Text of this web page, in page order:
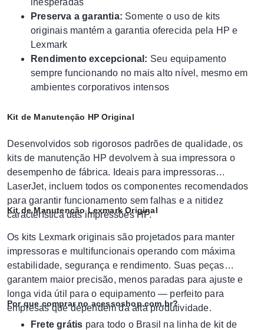
inesperadas
Preserva a garantia: Somente o uso de kits
originais mantém a garantia oferecida pela HP e
Lexmark
Rendimento excepcional: Seu equipamento
sempre funcionando no mais alto nível, mesmo em
ambientes corporativos intensos
Kit de Manutenção HP Original
Desenvolvidos sob rigorosos padrões de qualidade, os
kits de manutenção HP devolvem à sua impressora o
desempenho de fábrica. Ideais para impressoras
LaserJet, incluem todos os componentes recomendados
para garantir funcionamento sem falhas e a nitidez
característica das impressões HP.
Kit de Manutenção Lexmark Original
Os kits Lexmark originais são projetados para manter
impressoras e multifuncionais operando com máxima
estabilidade, segurança e rendimento. Suas peças
garantem maior precisão, menos paradas para ajuste e
longa vida útil para o equipamento — perfeito para
empresas que dependem da alta produtividade.
Por que comprar no acessoshop.com.br?
Frete grátis para todo o Brasil na linha de kit de